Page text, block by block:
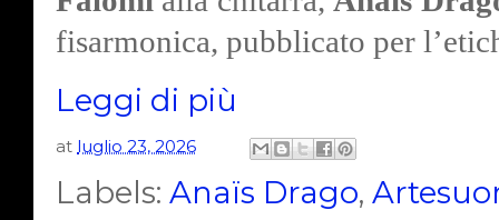
fisarmonica, pubblicato per
Leggi di più
at luglio 23, 2026
Labels: Anaïs Drago,